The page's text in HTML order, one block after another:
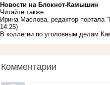
Новости на Блoкнoт-Камышин
Читайте также:
Ирина Маслова, редактор портала
14:25)
В коллегии по уголовным делам
Комментарии